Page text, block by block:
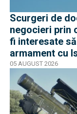
Scurgeri de
negocieri prin
fi interesate
armament cu
miliarde de
05 AUGUST 2026